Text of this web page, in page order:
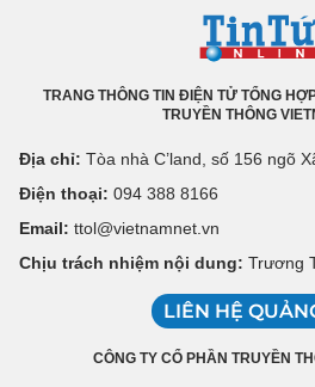
TRANG THÔNG TIN ĐIỆN TỬ TỔNG
TRUYỀN THÔNG
Địa chỉ: Tòa nhà C’land, số 156 ngõ
Điện thoại: 094 388 8166
Email: ttol@vietnamnet.vn
Chịu trách nhiệm nội dung: Trương
LIÊN HỆ
CÔNG TY CỔ PHẦN TRUYỀN